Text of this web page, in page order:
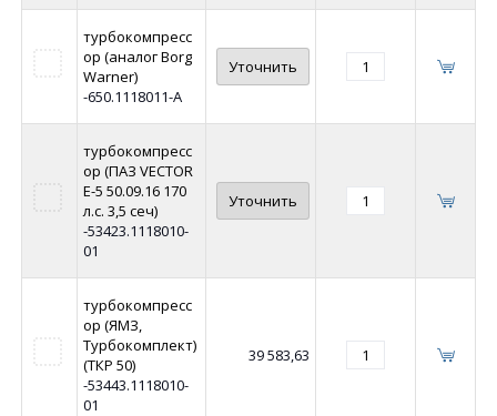
турбокомпресс
ор (аналог Borg
Warner)
-650.1118011-А
Уточнить
турбокомпресс
ор (ПАЗ VECTOR
E-5 50.09.16 170
л.с. 3,5 сеч)
-53423.1118010-
01
Уточнить
турбокомпресс
ор (ЯМЗ,
Турбокомплект)
(ТКР 50)
-53443.1118010-
01
39 583,63